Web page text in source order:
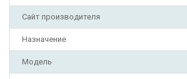
Сайт производителя
Назначение
Модель